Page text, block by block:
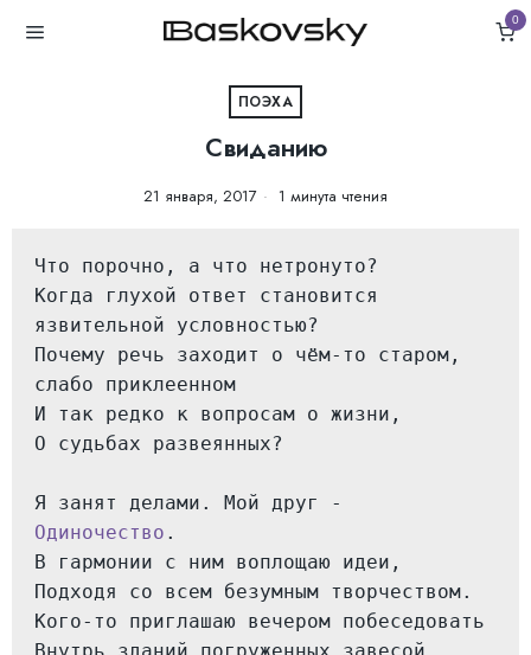
0
ПОЭХА
Свиданию
21 января, 2017 1 минута чтения
Что порочно, а что нетронуто?
Когда глухой ответ становится
язвительной условностью?
Почему речь заходит о чём-то старом,
слабо приклеенном
И так редко к вопросам о жизни,
О судьбах развеянных?
Одиночество .
В гармонии с ним воплощаю идеи,
Подходя со всем безумным творчеством.
Кого-то приглашаю вечером побеседовать